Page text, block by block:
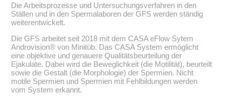
Die Arbeitsprozesse und Untersuchungsverfahren in den
Ställen und in den Spermalaboren der GFS werden ständig
weiterentwickelt.
Die GFS arbeitet seit 2018 mit dem CASA eFlow Sytem
Androvision® von Minitüb. Das CASA System ermöglicht
eine objektive und genauere Qualitätsbeurteilung der
Ejakulate. Dabei wird die Beweglichkeit (die Motilität), beurteilt
sowie die Gestalt (die Morphologie) der Spermien. Nicht
motile Spermien und Spermien mit Fehlbildungen werden
vom System erkannt.